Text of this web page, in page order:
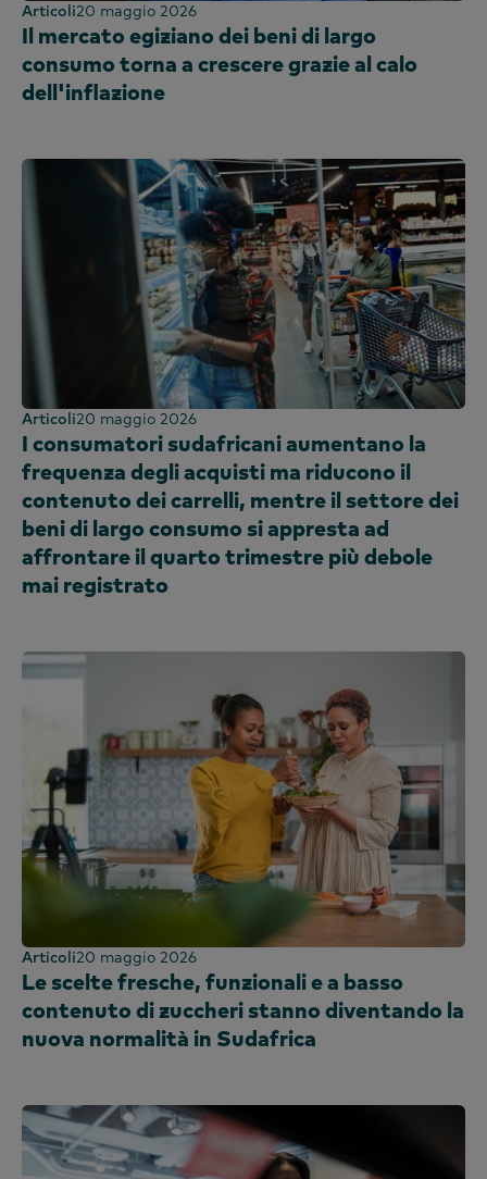
Articoli20 maggio 2026
Il mercato egiziano dei beni di largo
consumo torna a crescere grazie al calo
dell'inflazione
Articoli20 maggio 2026
I consumatori sudafricani aumentano la
frequenza degli acquisti ma riducono il
contenuto dei carrelli, mentre il settore dei
beni di largo consumo si appresta ad
affrontare il quarto trimestre più debole
mai registrato
Articoli20 maggio 2026
Le scelte fresche, funzionali e a basso
contenuto di zuccheri stanno diventando la
nuova normalità in Sudafrica